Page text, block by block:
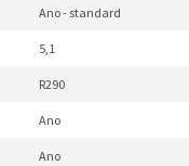
Ano - standard
5,1
R290
Ano
Ano